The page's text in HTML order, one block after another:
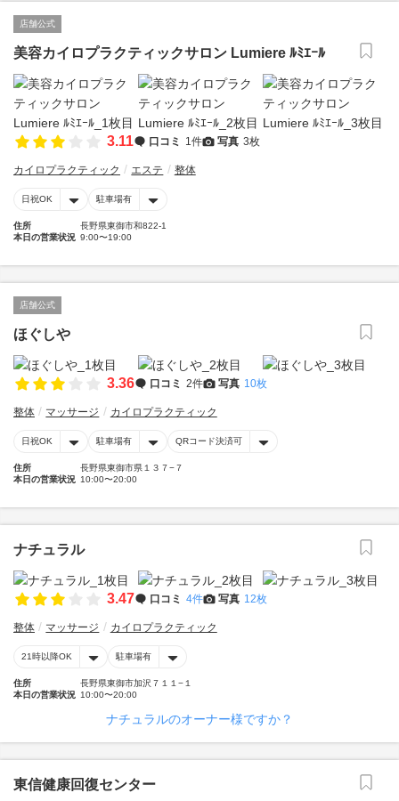
店舗公式
美容カイロプラクティックサロン Lumiere ﾙﾐｴｰﾙ
3.11 口コミ 1件 写真 3枚
カイロプラクティック エステ 整体
日祝OK 駐車場有
住所
長野県東御市和822-1
本日の営業状況 9:00〜19:00
店舗公式
ほぐしや
3.36 口コミ 2件 写真 10枚
整体 マッサージ カイロプラクティック
日祝OK 駐車場有 QRコード決済可
住所
長野県東御市県１３７−７
本日の営業状況 10:00〜20:00
ナチュラル
3.47 口コミ 4件 写真 12枚
整体 マッサージ カイロプラクティック
21時以降OK 駐車場有
住所
長野県東御市加沢７１１−１
本日の営業状況 10:00〜20:00
ナチュラルのオーナー様ですか？
東信健康回復センター